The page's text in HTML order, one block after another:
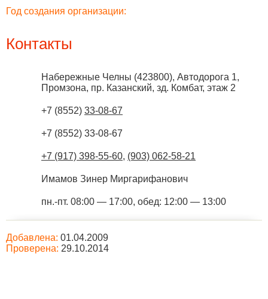
Год создания организации:
Контакты
Набережные Челны (423800), Автодорога 1,
Промзона, пр. Казанский, зд. Комбат, этаж 2
+7 (8552) 33-08-67
+7 (8552) 33-08-67
+7 (917) 398-55-60, (903) 062-58-21
Имамов Зинер Миргарифанович
пн.-пт. 08:00 — 17:00, обед: 12:00 — 13:00
Добавлена: 01.04.2009
Проверена: 29.10.2014